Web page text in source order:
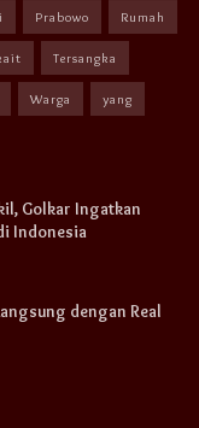
Prabowo Rumah
Tersangka
Warga yang
Golkar Ingatkan
Indonesia
dengan Real